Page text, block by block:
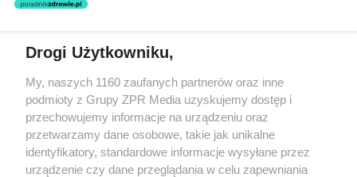
świadczeń zdrowotnych w rozumieniu art. 3 ust 1 ustawy o
rozpowszechniany lub dalej rozpowszechniany w jakikolwiek sposób
(w tym także elektroniczny lub mechaniczny) na jakimkolwiek polu
eksploatacji w jakiejkolwiek formie, włącznie z umieszczaniem w
Internecie bez pisemnej zgody właściciela praw. Jakiekolwiek użycie
lub wykorzystanie utworów w całości lub w części z naruszeniem
prawa, tzn. bez właściwej zgody, jest zabronione pod groźbą kary i
może być ścigane prawnie.
Drogi Użytkowniku,
My, naszych 1160 zaufanych partnerów oraz inne
podmioty z Grupy ZPR Media uzyskujemy dostęp i
przechowujemy informacje na urządzeniu oraz
przetwarzamy dane osobowe, takie jak unikalne
identyfikatory, standardowe informacje wysyłane przez
urządzenie czy dane przeglądania w celu zapewniania